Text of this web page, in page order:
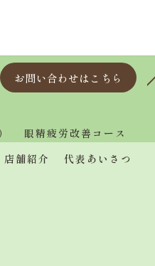
お問い合わせはこちら
眼精疲労改善コース
店舗紹介
代表あいさつ